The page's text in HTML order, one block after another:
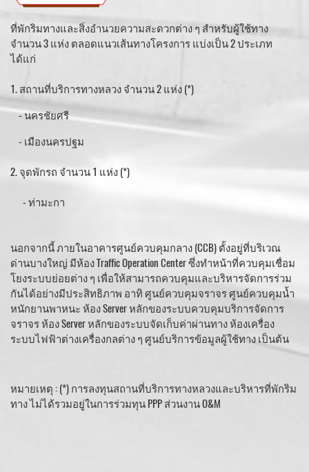
ที่พักริมทางและสิ่งอำนวยความสะดวกต่าง ๆ สำหรับผู้ใช้ทาง
จำนวน 3 แห่ง ตลอดแนวเส้นทางโครงการ แบ่งเป็น 2 ประเภท
ได้แก่
1. สถานที่บริการทางหลวง จำนวน 2 แห่ง (*)
- นครชัยศรี
- เมืองนครปฐม
2. จุดพักรถ จำนวน 1 แห่ง (*)
- ท่ามะกา
นอกจากนี้ ภายในอาคารศูนย์ควบคุมกลาง (CCB) ตั้งอยู่ที่บริเวณ
ด่านบางใหญ่ มีห้อง Traffic Operation Center ซึ่งทำหน้าที่ควบคุมเชื่อม
โยงระบบย่อยต่าง ๆ เพื่อให้สามารถควบคุมและบริหารจัดการร่วม
กันได้อย่างมีประสิทธิภาพ อาทิ ศูนย์ควบคุมจราจร ศูนย์ควบคุมน้ำ
หนักยานพาหนะ ห้อง Server หลักของระบบควบคุมบริการจัดการ
จราจร ห้อง Server หลักของระบบจัดเก็บค่าผ่านทาง ห้องเครื่อง
ระบบไฟฟ้าต่างเครื่องกลต่าง ๆ ศูนย์บริการข้อมูลผู้ใช้ทาง เป็นต้น
หมายเหตุ : (*) การลงทุนสถานที่บริการทางหลวงและบริหารที่พักริม
ทาง ไม่ได้รวมอยู่ในการร่วมทุน PPP ส่วนงาน O&M